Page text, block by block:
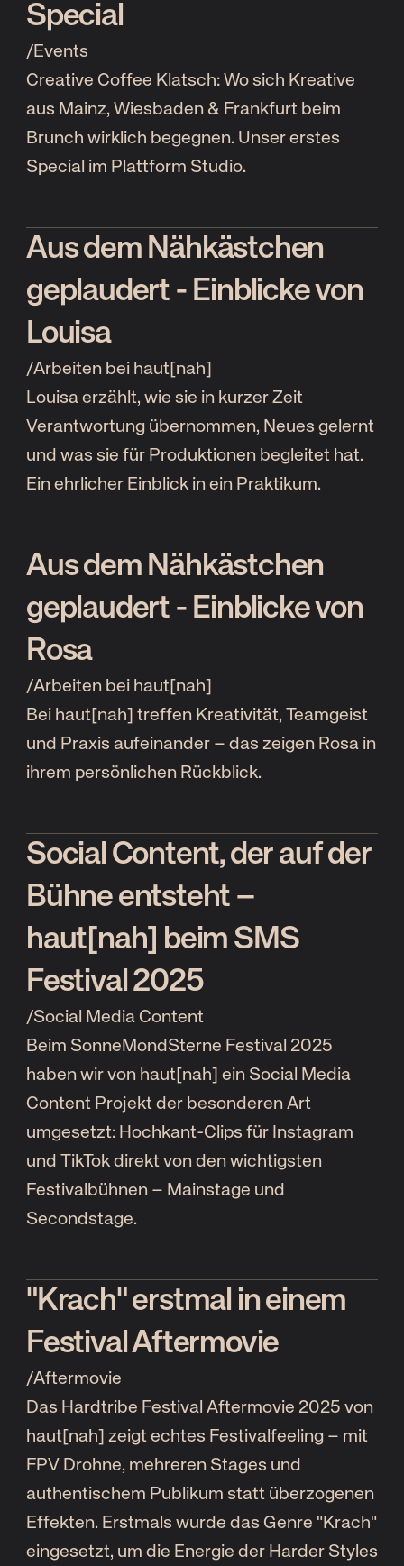
Special
/Events
Creative Coffee Klatsch: Wo sich Kreative
aus Mainz, Wiesbaden & Frankfurt beim
Brunch wirklich begegnen. Unser erstes
Special im Plattform Studio.
Aus dem Nähkästchen
geplaudert - Einblicke von
Louisa
/Arbeiten bei haut[nah]
Louisa erzählt, wie sie in kurzer Zeit
Verantwortung übernommen, Neues gelernt
und was sie für Produktionen begleitet hat.
Ein ehrlicher Einblick in ein Praktikum.
Aus dem Nähkästchen
geplaudert - Einblicke von
Rosa
/Arbeiten bei haut[nah]
Bei haut[nah] treffen Kreativität, Teamgeist
und Praxis aufeinander – das zeigen Rosa in
ihrem persönlichen Rückblick.
Social Content, der auf der
Bühne entsteht –
haut[nah] beim SMS
Festival 2025
/Social Media Content
Beim SonneMondSterne Festival 2025
haben wir von haut[nah] ein Social Media
Content Projekt der besonderen Art
umgesetzt: Hochkant-Clips für Instagram
und TikTok direkt von den wichtigsten
Festivalbühnen – Mainstage und
Secondstage.
"Krach" erstmal in einem
Festival Aftermovie
/Aftermovie
Das Hardtribe Festival Aftermovie 2025 von
haut[nah] zeigt echtes Festivalfeeling – mit
FPV Drohne, mehreren Stages und
authentischem Publikum statt überzogenen
Effekten. Erstmals wurde das Genre "Krach"
eingesetzt, um die Energie der Harder Styles